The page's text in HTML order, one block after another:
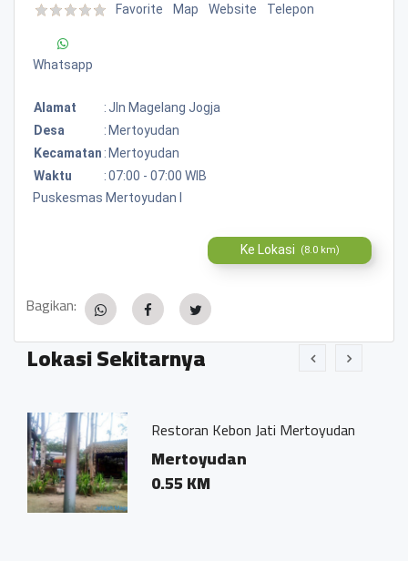
Favorite Map Website Telepon
Whatsapp
Alamat : Jln Magelang Jogja
Desa
: Mertoyudan
Kecamatan : Mertoyudan
Waktu
:07:00 - 07:00 WIB
Puskesmas Mertoyudan I
Ke Lokasi (8.0 km)
Bagikan:
Lokasi Sekitarnya
Restoran Kebon Jati Mertoyudan
Mertoyudan
0.55 KM